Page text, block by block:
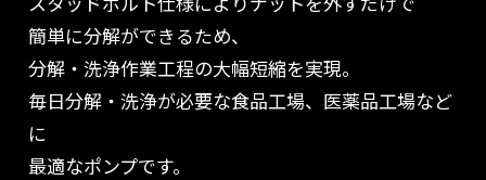
簡単に分解ができるため、
分解・洗浄作業工程の大幅短縮を実現。
毎日分解・洗浄が必要な食品工場、医薬品工場など
に
最適なポンプです。